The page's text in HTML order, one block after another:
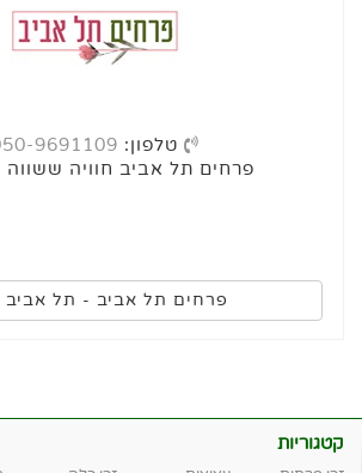
טלפון: 9691109
פרחים תל אביב חוויה ששווה
פרחים תל אביב - תל אביב
קטגוריות